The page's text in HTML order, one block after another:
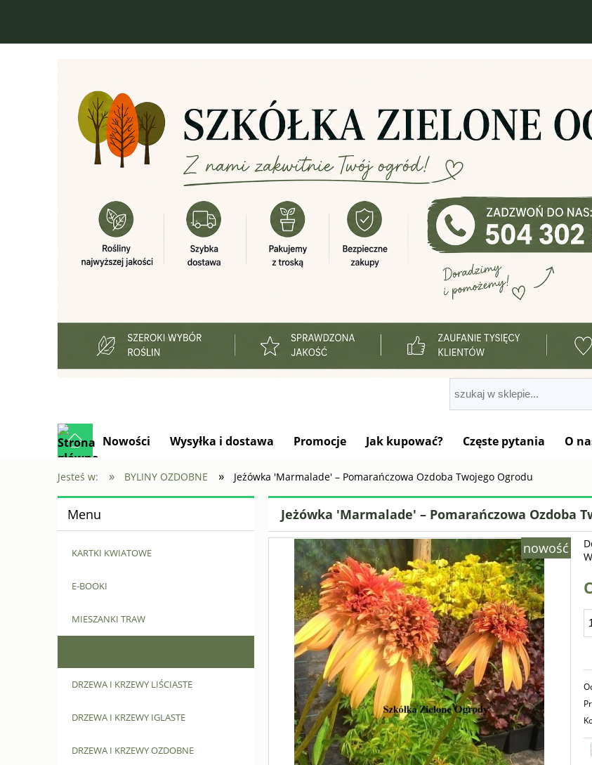
Nowości Wysyłka i dostawa Promocje Jak kupować? Częste pytania O
Jesteś w: » BYLINY OZDOBNE » Jeżówka 'Marmalade' – Pomarańczowa Ozdoba Twojego Ogrodu
Menu
KARTKI KWIATOWE
E-BOOKI
MIESZANKI TRAW
DRZEWA I KRZEWY LIŚCIASTE
DRZEWA I KRZEWY IGLASTE
DRZEWA I KRZEWY OZDOBNE
Jeżówka 'Marmalade' – Pomarańczowa Ozdoba
nowość